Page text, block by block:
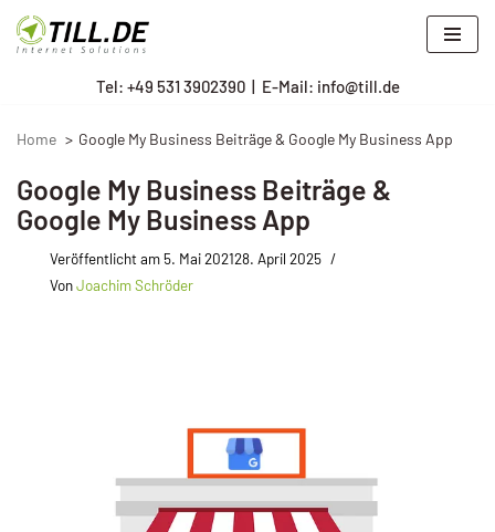
Zum
Tel: +49 531 3902390| E-Mail: info@till.de
Home Google My Business Beiträge & Google My Business App
Google My Business Beiträge &
Google My Business App
Veröffentlicht am5. Mai 202128. April 2025
VonJoachim Schröder